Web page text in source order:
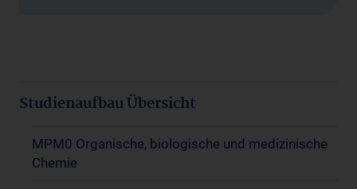
Studienaufbau Übersicht
MPM0 Organische, biologische und medizinische
Chemie